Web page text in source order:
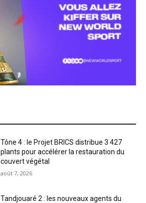
Tône 4 : le Projet BRICS distribue 3 427
plants pour accélérer la restauration du
couvert végétal
août 7, 2026
Tandjouaré 2 : les nouveaux agents du